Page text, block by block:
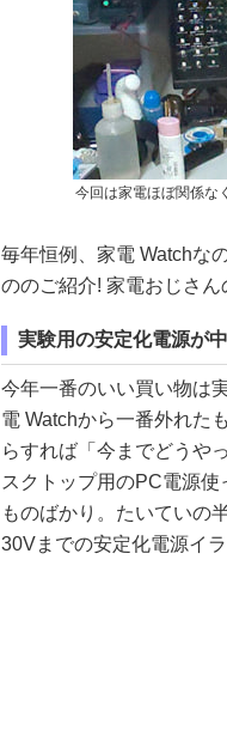
今回は家電ほぼ関係な
毎年恒例、家電 Watchな
ののご紹介! 家電おじさ
実験用の安定化電源が
今年一番のいい買い物は
電 Watchから一番外れた
らすれば「今までどうや
スクトップ用のPC電源
ものばかり。たいていの
30Vまでの安定化電源イラ